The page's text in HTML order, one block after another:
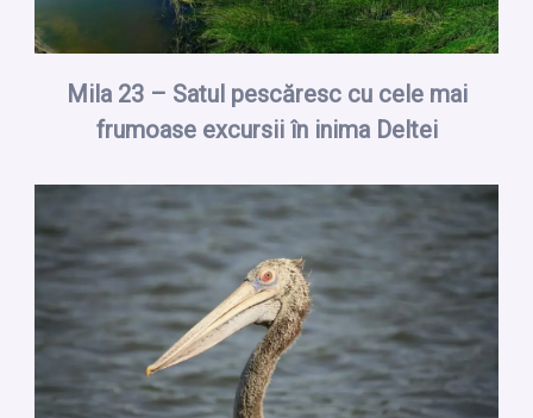
Mila 23 – Satul pescăresc cu cele mai
frumoase excursii în inima Deltei